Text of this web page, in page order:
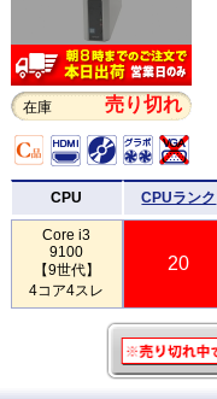
在庫 売り切れ
CPU CPUランク
Core i3
9100
【9世代】
4コア4スレ
20